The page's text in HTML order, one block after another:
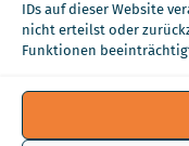
IDs auf dieser Website
nicht erteilst oder
Funktionen